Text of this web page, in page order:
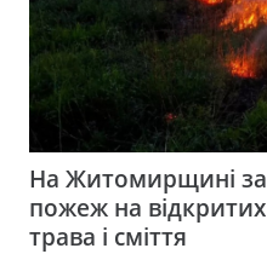
На Житомирщині за
пожеж на відкритих
трава і сміття